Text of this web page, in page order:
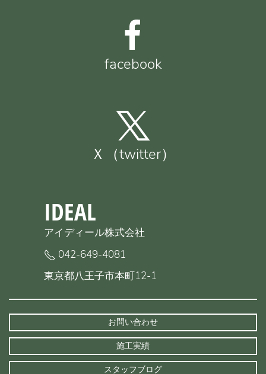
facebook
Ｘ（twitter）
IDEAL
アイディール株式会社
042-649-4081
東京都八王子市本町12-1
お問い合わせ
施工実績
スタッフブログ